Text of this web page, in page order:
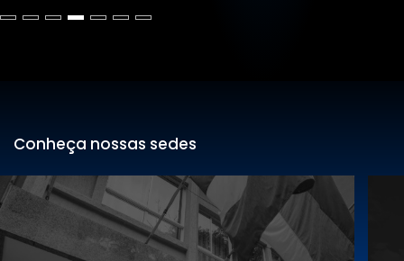
Conheça nossas sedes